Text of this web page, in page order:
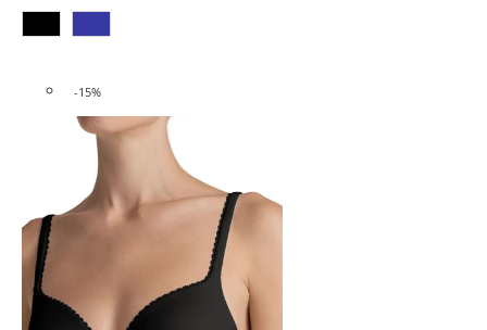
-15%